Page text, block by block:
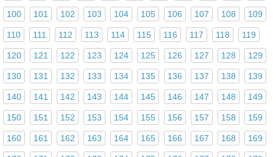
100 101 102 103 104 105 106 107 108 109
110 111 112 113 114 115 116 117 118 119
120 121 122 123 124 125 126 127 128 129
130 131 132 133 134 135 136 137 138 139
140 141 142 143 144 145 146 147 148 149
150 151 152 153 154 155 156 157 158 159
160 161 162 163 164 165 166 167 168 169